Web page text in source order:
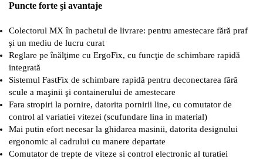
Puncte forte şi avantaje
Colectorul MX în pachetul de livrare: pentru amestecare fără praf
şi un mediu de lucru curat
Reglare pe înălţime cu ErgoFix, cu funcţie de schimbare rapidă
integrată
Sistemul FastFix de schimbare rapidă pentru deconectarea fără
scule a maşinii şi containerului de amestecare
Fara stropiri la pornire, datorita pornirii line, cu comutator de
control al variatiei vitezei (scufundare lina in material)
Mai putin efort necesar la ghidarea masinii, datorita designului
ergonomic al cadrului cu manere departate
Comutator de trepte de viteze si control electronic al turatiei